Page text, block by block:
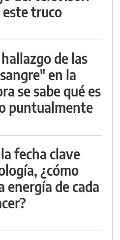
este truco
de las
en la
se sabe qué es
puntualmente
fecha clave
¿cómo
energía de cada